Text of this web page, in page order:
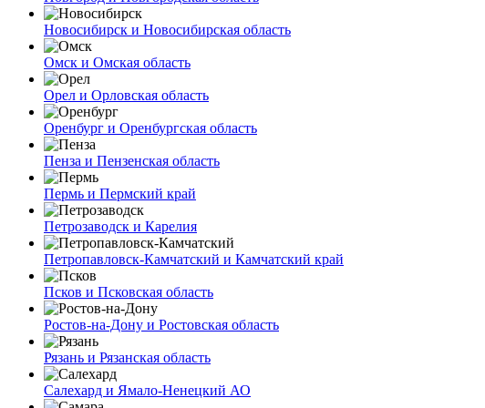
Новосибирск и Новосибирская область
Омск и Омская область
Орел и Орловская область
Оренбург и Оренбургская область
Пенза и Пензенская область
Пермь и Пермский край
Петрозаводск и Карелия
Петропавловск-Камчатский и Камчатский край
Псков и Псковская область
Ростов-на-Дону и Ростовская область
Рязань и Рязанская область
Салехард и Ямало-Ненецкий АО